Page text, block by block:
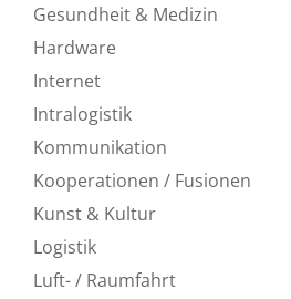
Gesundheit & Medizin
Hardware
Internet
Intralogistik
Kommunikation
Kooperationen / Fusionen
Kunst & Kultur
Logistik
Luft- / Raumfahrt